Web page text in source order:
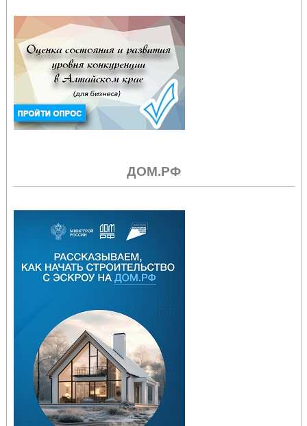
ДОМ.РФ